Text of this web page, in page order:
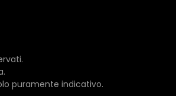
puramente indicativo.